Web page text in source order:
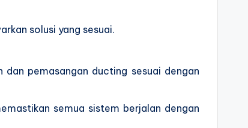
solusi yang sesuai.
pemasangan ducting sesuai dengan
semua sistem berjalan dengan